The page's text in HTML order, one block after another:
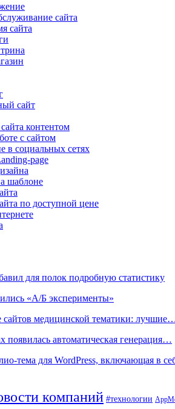
сайта
сайта
сайт
контентом
с сайтом
в социальных сетях
page
шаблоне
по доступной цене
для полок подробную статистику
«А/Б эксперименты»
сайтов медицинской тематики:
автоматическая генерация…
тема для WordPress, включающая в
компаний #технологии